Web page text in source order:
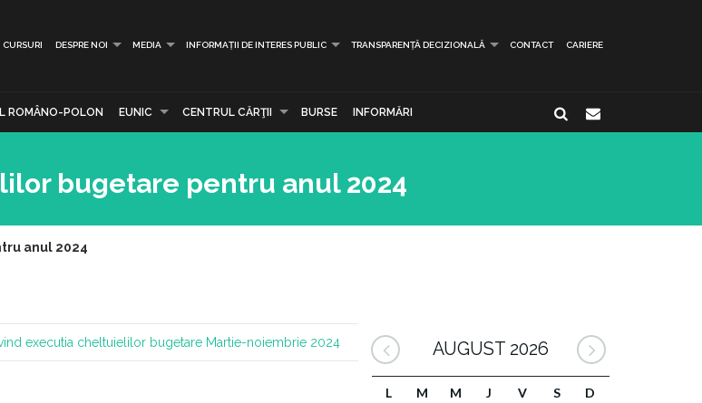
CURSURI DESPRE NOI MEDIA INFORMAȚII DE INTERES PUBLIC TRANSPARENȚĂ DECIZIONALĂ CONTACT CARIERE
ROMÂNO-POLON EUNIC CENTRUL CĂRŢII BURSE INFORMĂRI
bugetare pentru anul 2024
anul 2024
executia cheltuielilor bugetare Martie-noiembrie 2024 AUGUST 2026
L M M J V S D